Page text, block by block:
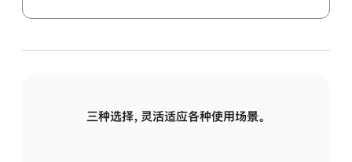
三种选择，灵活适应各种使用场景。